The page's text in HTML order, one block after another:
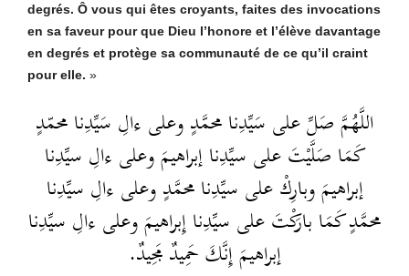
degrés. Ô vous qui êtes croyants, faites des invocations
en sa faveur pour que Dieu l’honore et l’élève davantage
en degrés et protège sa communauté de ce qu’il craint
pour elle. »
اللَّهُمَّ صَلِّ على سَيِّدِنا محمَّدٍ وعلى ءالِ سَيِّدِنا محمّدٍ
كَمَا صَلَّيْتَ على سيِّدِنا إبراهيمَ وعلى ءالِ سيِّدِنا
إبراهيمَ وبارِكْ على سيِّدِنا محمَّدٍ وعلى ءالِ سيِّدِنا
محمَّدٍ كَمَا بارَكْتَ على سيِّدِنا إِبراهيمَ وعلى ءالِ سيِّدِنا
إبراهيمَ إِنَّكَ حَمِيدٌ مَجِيدٌ.